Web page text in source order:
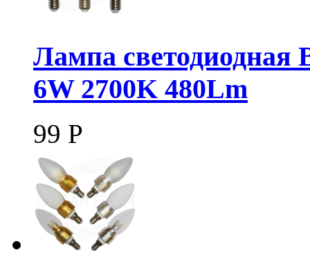
Лампа светодиодная
6W 2700K 480Lm
99 Р